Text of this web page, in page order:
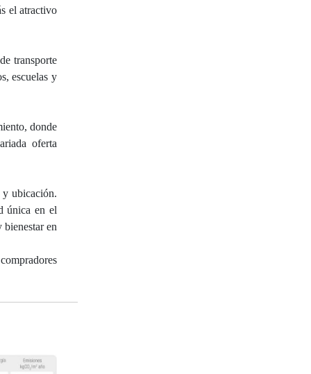
el atractivo
transporte
escuelas y
donde
oferta
y ubicación.
única en el
en